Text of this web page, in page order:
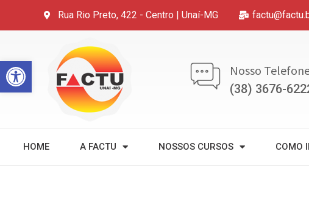
Open toolbar
Rua Rio Preto, 422 - Centro | Unaí-MG
Nosso
(38) 3676-
HOME A FACTU NOSSOS CURSOS COMO